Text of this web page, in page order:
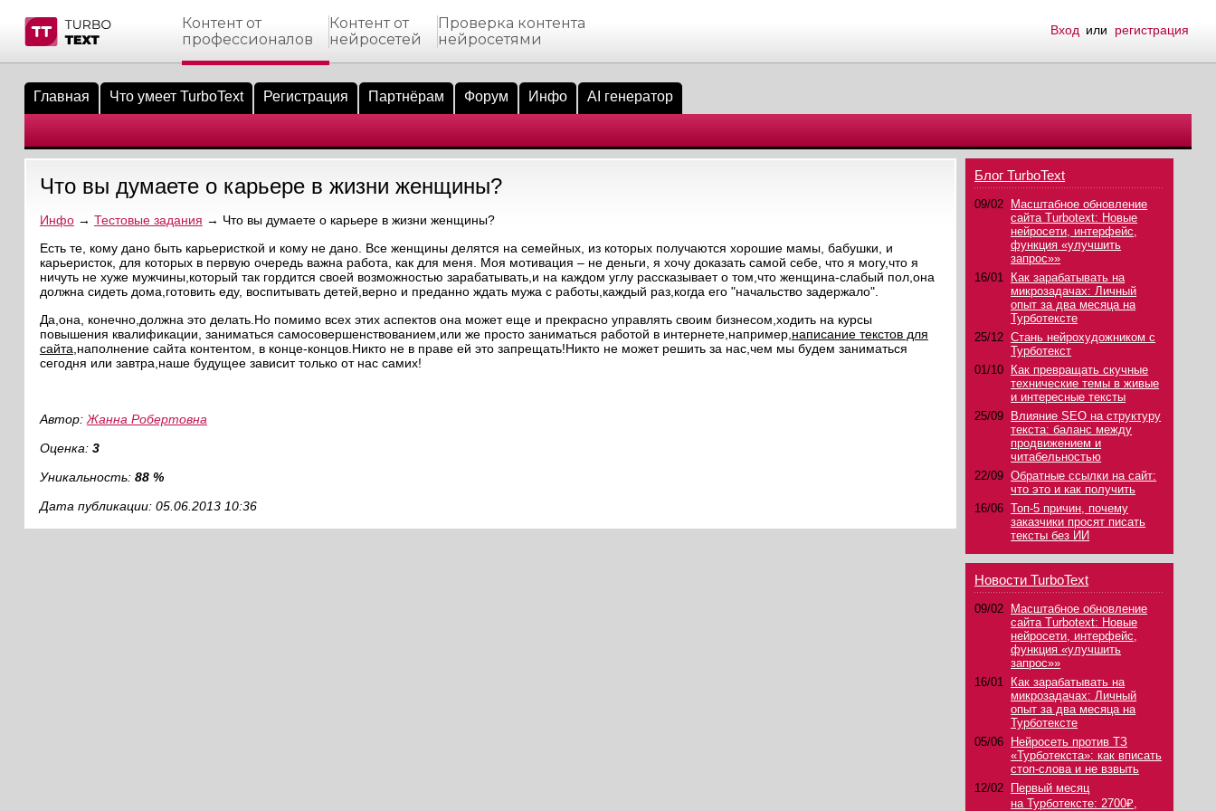
материалы
биржи
пользователи
на сайте
пользователей
сообщения
по форуму
Контент от
профессионалов
Контент от
нейросетей
Проверка контента
нейросетями
Вход или регистрация
Главная Что умеет TurboText Регистрация Партнёрам Форум Инфо AI генератор
Что вы думаете о карьере в жизни женщины?
Инфо→ Тестовые задания → Что вы думаете о карьере в жизни женщины?
Есть те, кому дано быть карьеристкой и кому не дано. Все женщины делятся на семейных, из которых получаются хорошие мамы, бабушки, и
карьеристок, для которых в первую очередь важна работа, как для меня. Моя мотивация – не деньги, я хочу доказать самой себе, что я могу,что я
ничуть не хуже мужчины,который так гордится своей возможностью зарабатывать,и на каждом углу рассказывает о том,что женщина-слабый пол,она
должна сидеть дома,готовить еду, воспитывать детей,верно и преданно ждать мужа с работы,каждый раз,когда его "начальство задержало".
Да,она, конечно,должна это делать.Но помимо всех этих аспектов она может еще и прекрасно управлять своим бизнесом,ходить на курсы
повышения квалификации, заниматься самосовершенствованием,или же просто заниматься работой в интернете,например, написание текстов для
сайта ,наполнение сайта контентом, в конце-концов.Никто не в праве ей это запрещать!Никто не может решить за нас,чем мы будем заниматься
сегодня или завтра,наше будущее зависит только от нас самих!
Автор: Жанна Робертовна
Оценка: 3
Уникальность: 88 %
Дата публикации: 05.06.2013 10:36
Блог TurboText
09/02
Масштабное обновление
сайта Turbotext: Новые
нейросети, интерфейс,
функция «улучшить
запрос»»
16/01
Как зарабатывать на
микрозадачах: Личный
опыт за два месяца на
Турботексте
25/12 Стань нейрохудожником с
Турботекст
01/10
Как превращать скучные
технические темы в живые
и интересные тексты
25/09
Влияние SEO на структуру
текста: баланс между
продвижением и
читабельностью
22/09 Обратные ссылки на сайт:
что это и как получить
16/06 Топ-5 причин, почему
заказчики просят писать
тексты без ИИ
Новости TurboText
09/02
Масштабное обновление
сайта Turbotext: Новые
нейросети, интерфейс,
функция «улучшить
запрос»»
16/01
Как зарабатывать на
микрозадачах: Личный
опыт за два месяца на
Турботексте
05/06
Нейросеть против ТЗ
«Турботекста»: как вписать
стоп-слова и не взвыть
12/02
Первый месяц
на Турботексте: 2700₽,